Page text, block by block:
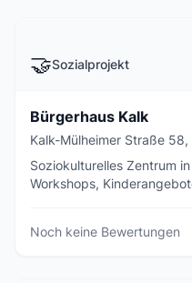
🤝Sozialprojekt
Bürgerhaus Kalk
Kalk-Mülheimer Straße 58,
Soziokulturelles Zentrum
Workshops,
Noch keine Bewertungen